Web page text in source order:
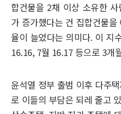
합건물을 2채 이상 소유한
가 증가했다는 건 집합건물
율이 늘었다는 의미다. 이 지
16.16, 7월 16.17 등으로 3개
윤석열 정부 출범 이후 다주
로 이들의 부담은 되레 줄고